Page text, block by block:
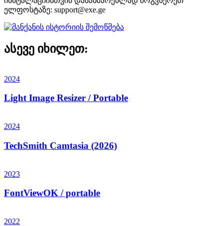
ელფოსტაზე: support@exe.ge
ასევე იხილეთ:
2024
Light Image Resizer / Portable
2024
TechSmith Camtasia (2026)
2023
FontViewOK / portable
2022